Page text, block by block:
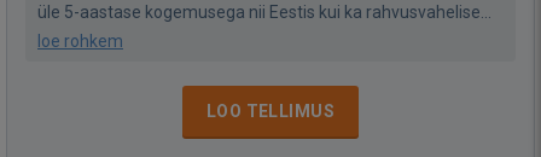
üle 5-aastase kogemusega nii Eestis kui ka rahvusvahelise...
loe rohkem
LOO TELLIMUS